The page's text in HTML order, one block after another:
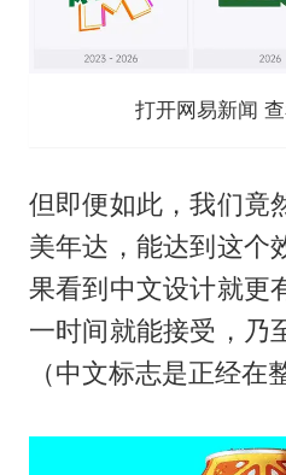
打开网易新闻
但即便如此，我们竟
美年达，能达到这
果看到中文设计就更
一时间就能接受，乃
（中文标志是正经在